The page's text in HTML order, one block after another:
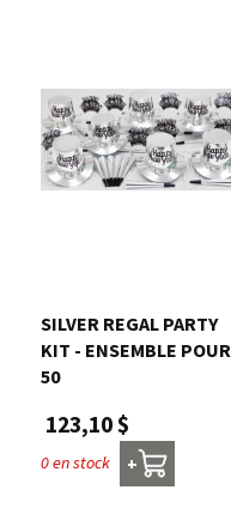
SILVER REGAL PARTY
KIT - ENSEMBLE POUR
50
123,10 $
0 en stock +